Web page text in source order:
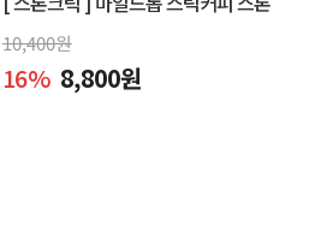
10,400원
16% 8,800원